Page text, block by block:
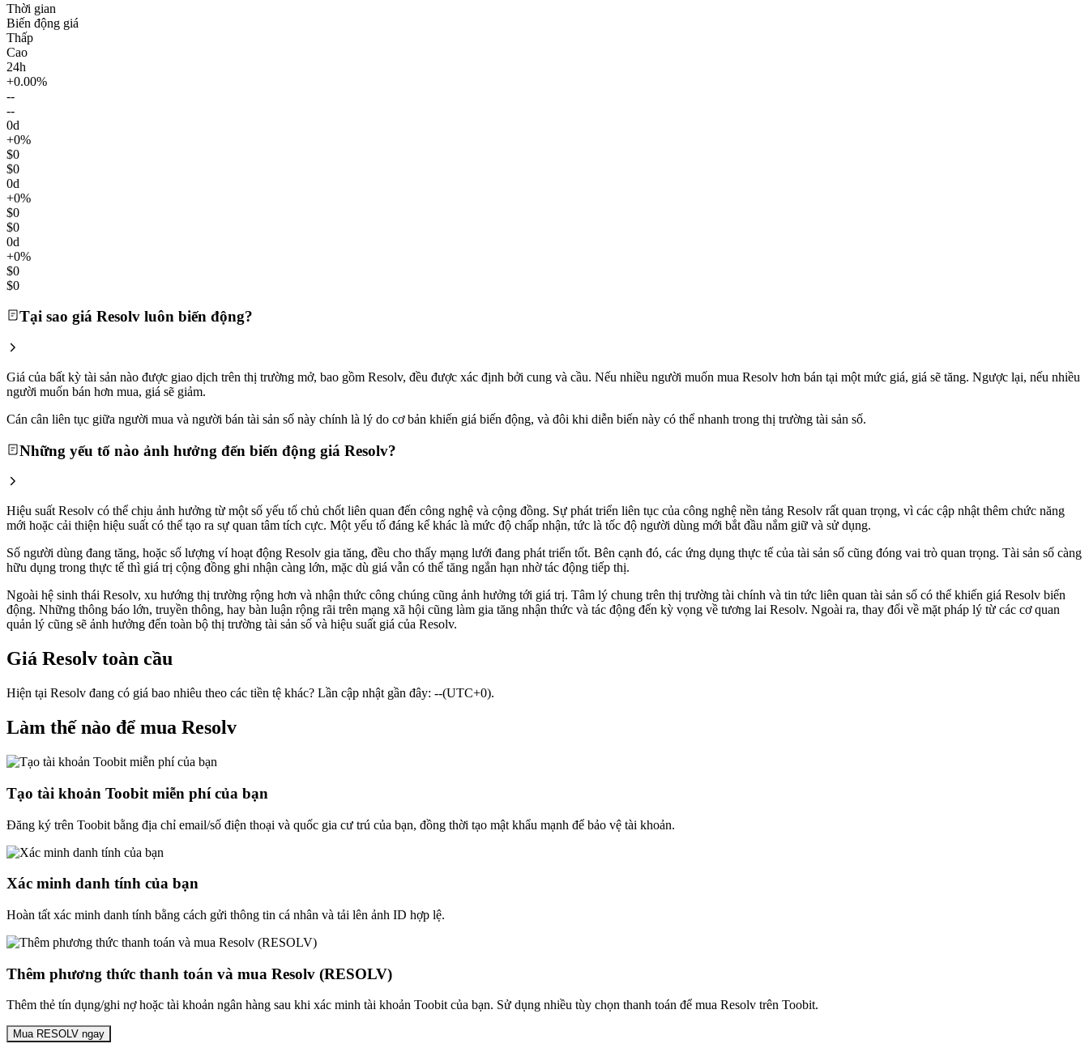
Thời gian
Biến động giá
Thấp
Cao
24h
+0.00%
--
--
0d
+0%
$0
$0
0d
+0%
$0
$0
0d
+0%
$0
$0
Tại sao giá Resolv luôn biến động?
Giá của bất kỳ tài sản nào được giao dịch trên thị trường mở, bao gồm Resolv, đều được xác định bởi cung và cầu. Nếu nhiều người muốn mua Resolv hơn bán tại một mức giá, giá sẽ tăng. Ngược lại, nếu nhiều
người muốn bán hơn mua, giá sẽ giảm.
Cán cân liên tục giữa người mua và người bán tài sản số này chính là lý do cơ bản khiến giá biến động, và đôi khi diễn biến này có thể nhanh trong thị trường tài sản số.
Những yếu tố nào ảnh hưởng đến biến động giá Resolv?
Hiệu suất Resolv có thể chịu ảnh hưởng từ một số yếu tố chủ chốt liên quan đến công nghệ và cộng đồng. Sự phát triển liên tục của công nghệ nền tảng Resolv rất quan trọng, vì các cập nhật thêm chức năng
mới hoặc cải thiện hiệu suất có thể tạo ra sự quan tâm tích cực. Một yếu tố đáng kể khác là mức độ chấp nhận, tức là tốc độ người dùng mới bắt đầu nắm giữ và sử dụng.
Số người dùng đang tăng, hoặc số lượng ví hoạt động Resolv gia tăng, đều cho thấy mạng lưới đang phát triển tốt. Bên cạnh đó, các ứng dụng thực tế của tài sản số cũng đóng vai trò quan trọng. Tài sản số càng
hữu dụng trong thực tế thì giá trị cộng đồng ghi nhận càng lớn, mặc dù giá vẫn có thể tăng ngắn hạn nhờ tác động tiếp thị.
Ngoài hệ sinh thái Resolv, xu hướng thị trường rộng hơn và nhận thức công chúng cũng ảnh hưởng tới giá trị. Tâm lý chung trên thị trường tài chính và tin tức liên quan tài sản số có thể khiến giá Resolv biến
động. Những thông báo lớn, truyền thông, hay bàn luận rộng rãi trên mạng xã hội cũng làm gia tăng nhận thức và tác động đến kỳ vọng về tương lai Resolv. Ngoài ra, thay đổi về mặt pháp lý từ các cơ quan
quản lý cũng sẽ ảnh hưởng đến toàn bộ thị trường tài sản số và hiệu suất giá của Resolv.
Giá Resolv toàn cầu
Hiện tại Resolv đang có giá bao nhiêu theo các tiền tệ khác? Lần cập nhật gần đây: --(UTC+0).
Làm thế nào để mua Resolv
Tạo tài khoản Toobit miễn phí của bạn
Đăng ký trên Toobit bằng địa chỉ email/số điện thoại và quốc gia cư trú của bạn, đồng thời tạo mật khẩu mạnh để bảo vệ tài khoản.
Xác minh danh tính của bạn
Hoàn tất xác minh danh tính bằng cách gửi thông tin cá nhân và tải lên ảnh ID hợp lệ.
Thêm phương thức thanh toán và mua Resolv (RESOLV)
Thêm thẻ tín dụng/ghi nợ hoặc tài khoản ngân hàng sau khi xác minh tài khoản Toobit của bạn. Sử dụng nhiều tùy chọn thanh toán để mua Resolv trên Toobit.
Mua RESOLV ngay